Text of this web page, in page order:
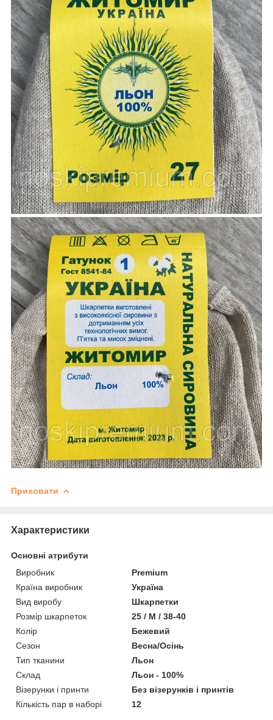
Приховати
Характеристики
Основні атрибути
Виробник
Premium
Країна виробник
Україна
Вид виробу
Шкарпетки
Розмір шкарпеток
25 / M / 38-40
Колір
Бежевий
Сезон
Весна/Осінь
Тип тканини
Льон
Склад
Льон - 100%
Візерунки і принти
Без візерунків і принтів
Кількість пар в наборі
12